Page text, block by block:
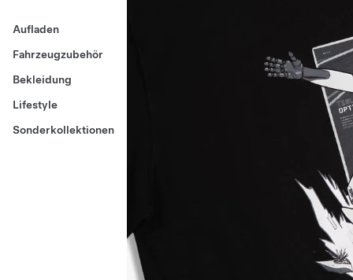
Aufladen
Fahrzeugzubehör
Bekleidung
Lifestyle
Sonderkollektionen